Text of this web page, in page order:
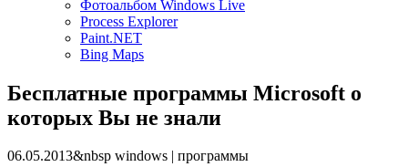
Фотоальбом Windows Live
Process Explorer
Paint.NET
Bing Maps
Бесплатные программы Microsoft о
которых Вы не знали
06.05.2013&nbsp windows | программы